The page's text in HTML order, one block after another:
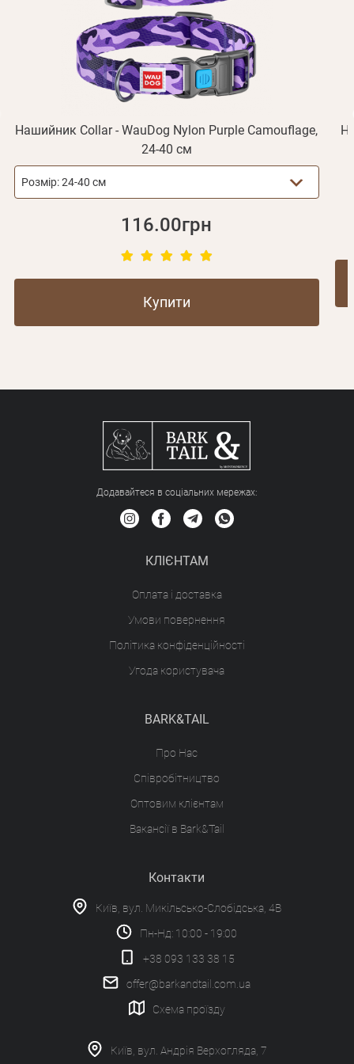
Нашийник Collar - WauDog Nylon Purple Camouflage,
24-40 см
Розмір:24-40 см
116.00грн
Купити
Додавайтеся в соціальних мережах:
КЛІЄНТАМ
Оплата і доставка
Умови повернення
Політика конфіденційності
Угода користувача
BARK&TAIL
Про Нас
Співробітництво
Оптовим клієнтам
Вакансії в Bark&Tail
Контакти
Київ, вул. Микільсько-Слобідська, 4В
Пн-Нд: 10:00 - 19:00
+38 093 133 38 15
offer@barkandtail.com.ua
Схема проїзду
Київ, вул. Андрія Верхогляда, 7
Відправити
Реєстрація
або з допомогою
Згадали пароль?
Не прийшов лист?Повторити відправку